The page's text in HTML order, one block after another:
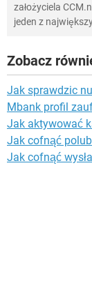
założyciela
jeden z
Zobacz
Jak sprawdzic
Mbank profil
Jak aktywować
Jak cofnąć
Jak cofnąć